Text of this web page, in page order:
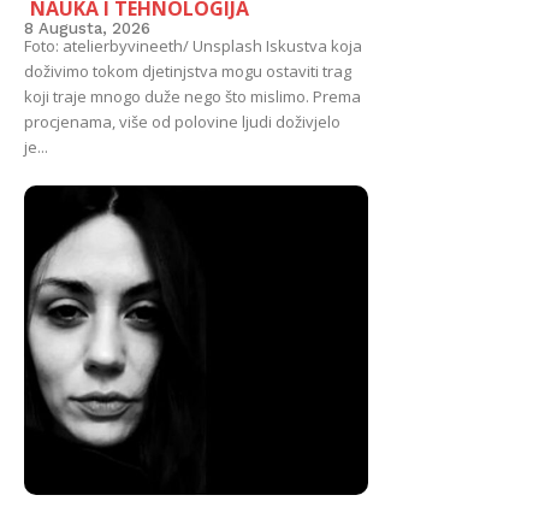
NAUKA I TEHNOLOGIJA
8 Augusta, 2026
Foto: atelierbyvineeth/ Unsplash Iskustva koja
doživimo tokom djetinjstva mogu ostaviti trag
koji traje mnogo duže nego što mislimo. Prema
procjenama, više od polovine ljudi doživjelo
je...